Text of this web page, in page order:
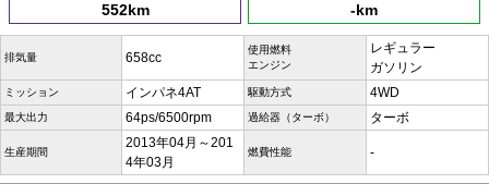
552km -km
排気量 658cc
使用燃料
エンジン
レギュラー
ガソリン
ミッション インパネ4AT 駆動方式 4WD
最大出力 64ps/6500rpm 過給器（ターボ） ターボ
生産期間
2013年04月～201
4年03月
燃費性能 -